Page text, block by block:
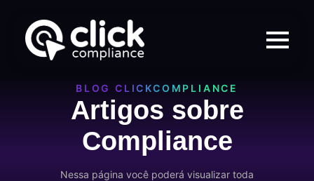
BLOG CLICKCOMPLIANCE
Artigos sobre
Compliance
Nessa página você poderá visualizar toda